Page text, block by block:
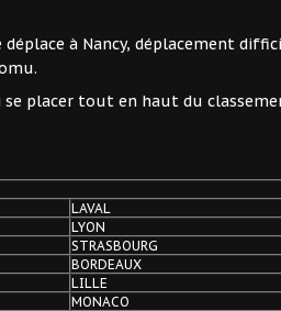
à Nancy, déplacement
se placer tout en haut du
LAVAL
LYON
STRASBOURG
BORDEAUX
LILLE
MONACO